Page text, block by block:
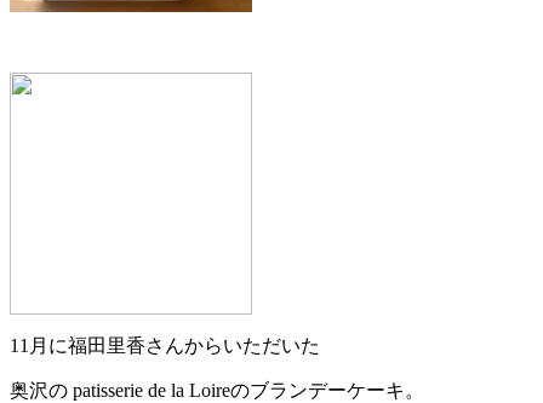
11月に福田里香さんからいただいた
奥沢の patisserie de la Loireのブランデーケーキ。